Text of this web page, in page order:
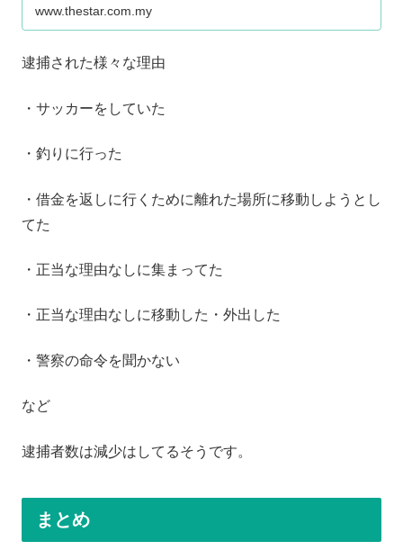
www.thestar.com.my
逮捕された様々な理由
・サッカーをしていた
・釣りに行った
・借金を返しに行くために離れた場所に移動しようとし
てた
・正当な理由なしに集まってた
・正当な理由なしに移動した・外出した
・警察の命令を聞かない
など
逮捕者数は減少はしてるそうです。
まとめ